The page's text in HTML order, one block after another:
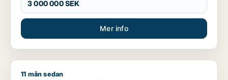
3 000 000 SEK
Mer info
Jag söker industrilokal till salu i Varberg
11 mån sedan